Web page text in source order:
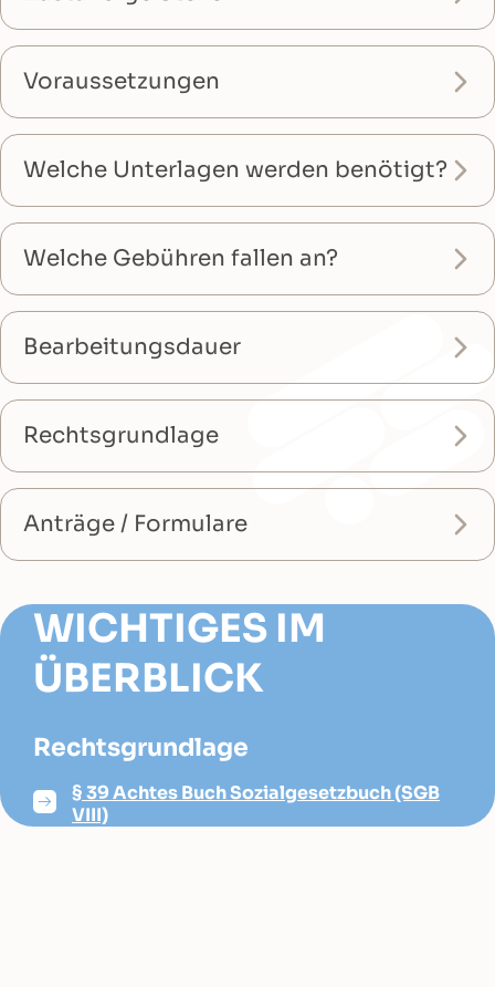
Voraussetzungen
Welche Unterlagen werden benötigt?
Welche Gebühren fallen an?
Bearbeitungsdauer
Rechtsgrundlage
Anträge / Formulare
WICHTIGES IM
ÜBERBLICK
Rechtsgrundlage
§ 39 Achtes Buch Sozialgesetzbuch (SGB
VIII)